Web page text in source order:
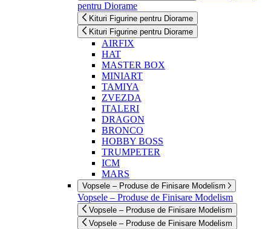
pentru Diorame
Kituri Figurine pentru Diorame
Kituri Figurine pentru Diorame
AIRFIX
HAT
MASTER BOX
MINIART
TAMIYA
ZVEZDA
ITALERI
DRAGON
BRONCO
HOBBY BOSS
TRUMPETER
ICM
MARS
Vopsele – Produse de Finisare Modelism
Vopsele – Produse de Finisare Modelism
Vopsele – Produse de Finisare Modelism
Vopsele – Produse de Finisare Modelism